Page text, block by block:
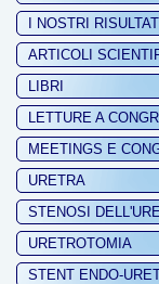
I NOSTRI RISULTATI
ARTICOLI
LIBRI
LETTURE A
MEETINGS E
URETRA
STENOSI
URETROTOMIA
STENT ENDO-